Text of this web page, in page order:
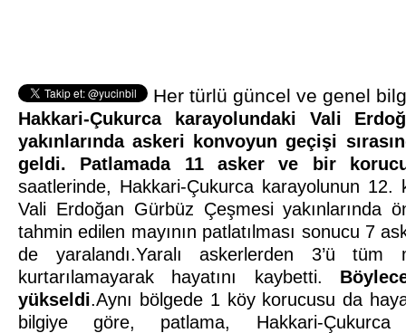
Her türlü güncel ve genel
Hakkari-Çukurca karayolundaki Vali
yakınlarında askeri konvoyun geçişi
geldi. Patlamada 11 asker ve bir
saatlerinde, Hakkari-Çukurca karayolunun 12.
Vali Erdoğan Gürbüz Çeşmesi yakınlarında
tahmin edilen mayının patlatılması sonucu 7
de yaralandı.Yaralı askerlerden 3’ü tüm
kurtarılamayarak hayatını kaybetti.
yükseldi.Aynı bölgede 1 köy korucusu da
bilgiye göre, patlama, Hakkari-Çukurca